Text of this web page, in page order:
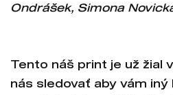
Ondrášek, Simona
Tento náš print je už žial
nás sledovať aby vám